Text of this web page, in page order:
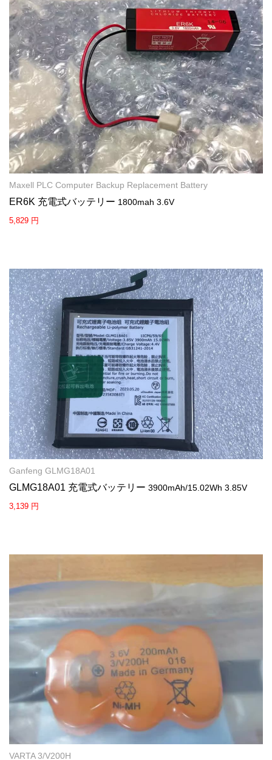
Maxell PLC Computer Backup Replacement Battery
ER6K 充電式バッテリー 1800mah 3.6V
5,829 円
Ganfeng GLMG18A01
GLMG18A01 充電式バッテリー 3900mAh/15.02Wh 3.85V
3,139 円
VARTA 3/V200H